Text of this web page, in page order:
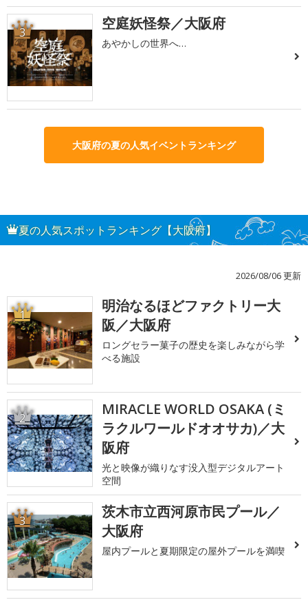
3 空庭妖怪祭／大阪府
あやかしの世界へ…
大阪府の夏の人気イベントランキング
夏の人気スポットランキング【大阪府】
2026/08/06 更新
1
明治なるほどファクトリー大
阪／大阪府
ロングセラー菓子の歴史を楽しみながら学
べる施設
2
MIRACLE WORLD OSAKA (ミ
ラクルワールドオオサカ)／大
阪府
光と映像が織りなす没入型デジタルアート
空間
3
茨木市立西河原市民プール／
大阪府
屋内プールと夏期限定の屋外プールを満喫